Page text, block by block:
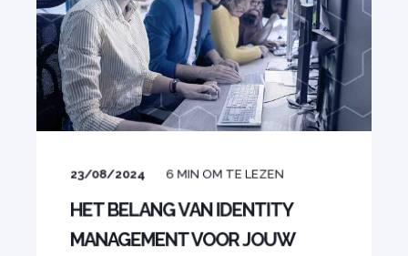
23/08/2024 6 MIN OM TE LEZEN
HET BELANG VAN IDENTITY
MANAGEMENT VOOR JOUW